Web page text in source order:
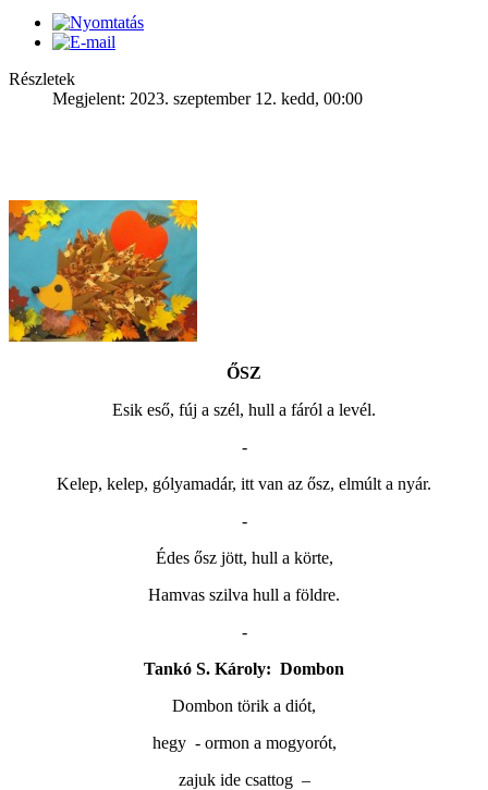
Részletek
Megjelent: 2023. szeptember 12. kedd, 00:00
ŐSZ
Esik eső, fúj a szél, hull a fáról a levél.
-
Kelep, kelep, gólyamadár, itt van az ősz, elmúlt a nyár.
-
Édes ősz jött, hull a körte,
Hamvas szilva hull a földre.
-
Tankó S. Károly: Dombon
Dombon törik a diót,
hegy - ormon a mogyorót,
zajuk ide csattog –